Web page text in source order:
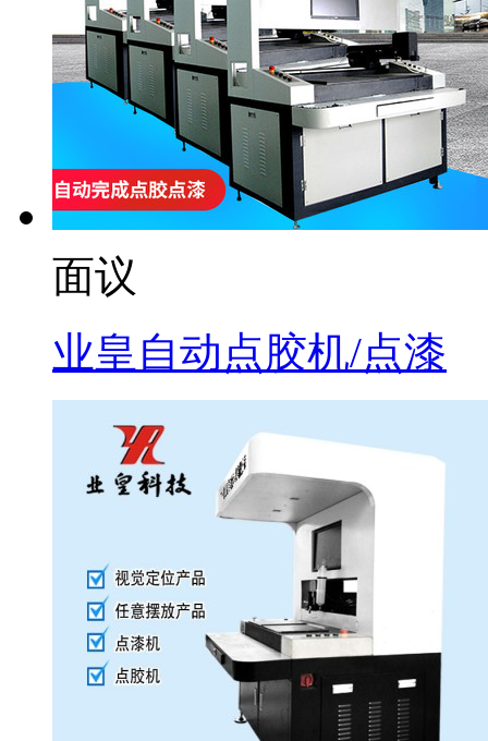
面议
业皇自动点胶机/点漆